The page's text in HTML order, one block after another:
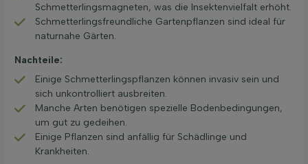
Schmetterlingsmagneten, was die Insektenvielfalt erhöht.
Schmetterlingsfreundliche Gartenpflanzen sind ideal für
naturnahe Gärten.
Nachteile:
Einige Schmetterlingspflanzen können invasiv sein und
sich unkontrolliert ausbreiten.
Manche Arten benötigen spezielle Bodenbedingungen,
um gut zu gedeihen.
Einige Pflanzen sind anfällig für Schädlinge und
Krankheiten.